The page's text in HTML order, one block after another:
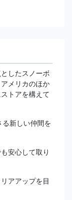
したスノーボ
メリカのほか
トアを構えて
新しい仲間を
安心して取り
アアップを目